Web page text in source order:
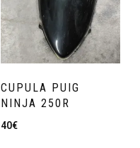
CUPULA PUIG
NINJA 250R
40€